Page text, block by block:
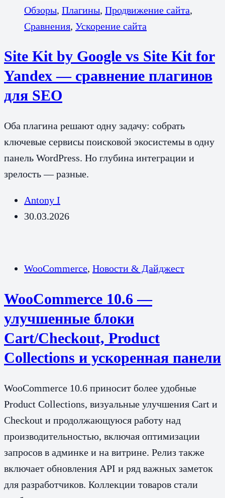
Обзоры, Плагины, Продвижение сайта,
Сравнения, Ускорение сайта
Site Kit by Google vs Site Kit for
Yandex — сравнение плагинов
для SEO
Оба плагина решают одну задачу: собрать
ключевые сервисы поисковой экосистемы в одну
панель WordPress. Но глубина интеграции и
зрелость — разные.
Antony I
30.03.2026
WooCommerce, Новости & Дайджест
WooCommerce 10.6 —
улучшенные блоки
Cart/Checkout, Product
Collections и ускоренная панели
WooCommerce 10.6 приносит более удобные
Product Collections, визуальные улучшения Cart и
Checkout и продолжающуюся работу над
производительностью, включая оптимизации
запросов в админке и на витрине. Релиз также
включает обновления API и ряд важных заметок
для разработчиков. Коллекции товаров стали